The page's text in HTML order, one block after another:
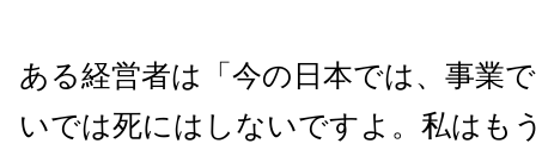
ある経営者は「今の日本では、事業
いでは死にはしないですよ。私はも